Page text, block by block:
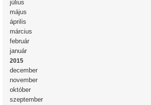
július
május
április
március
február
január
2015
december
november
október
szeptember